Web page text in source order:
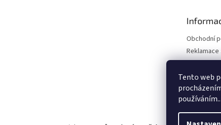
Tento web
Obchodní
Kontakty
Moje